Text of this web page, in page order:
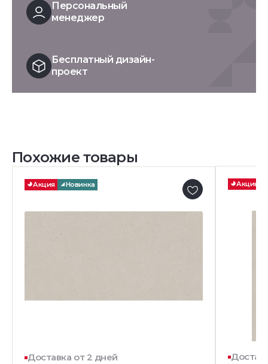
Персональный
менеджер
Бесплатный дизайн-
проект
Похожие товары
Акция Новинка
Доставка от 2 дней
Акция